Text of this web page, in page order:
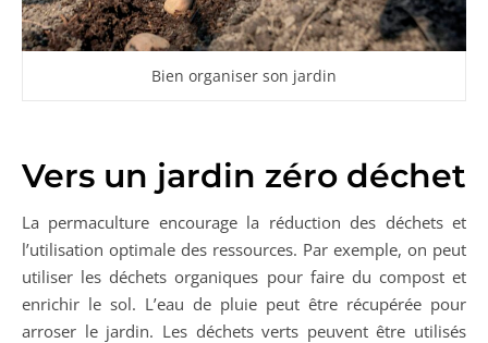
Bien organiser son jardin
Vers un jardin zéro déchet
La permaculture encourage la réduction des déchets et
l’utilisation optimale des ressources. Par exemple, on peut
utiliser les déchets organiques pour faire du compost et
enrichir le sol. L’eau de pluie peut être récupérée pour
arroser le jardin. Les déchets verts peuvent être utilisés